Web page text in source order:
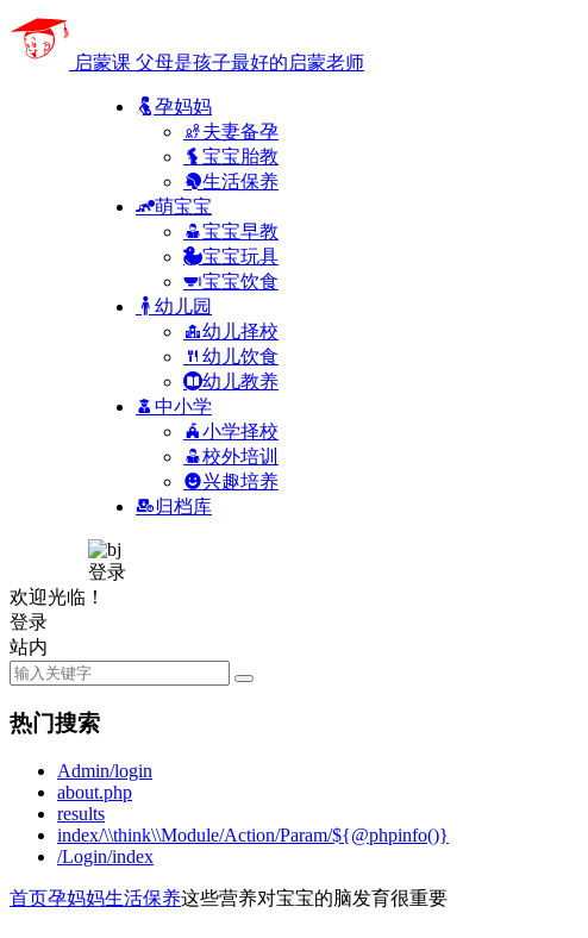
启蒙课 父母是孩子最好的启蒙老师
孕妈妈
夫妻备孕
宝宝胎教
生活保养
萌宝宝
宝宝早教
宝宝玩具
宝宝饮食
幼儿园
幼儿择校
幼儿饮食
幼儿教养
中小学
小学择校
校外培训
兴趣培养
归档库
登录
欢迎光临！
登录
站内
热门搜索
Admin/login
about.php
results
index/\\think\\Module/Action/Param/${@phpinfo()}
/Login/index
首页孕妈妈生活保养这些营养对宝宝的脑发育很重要